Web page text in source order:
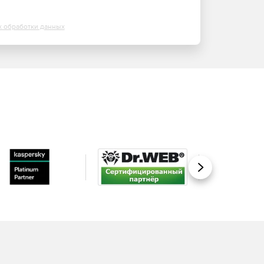
обработки данных
Вперед